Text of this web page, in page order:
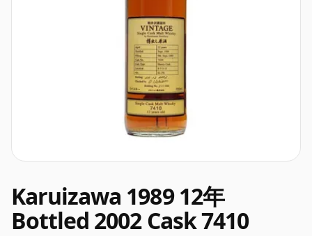
Karuizawa 1989 12年
Bottled 2002 Cask 7410